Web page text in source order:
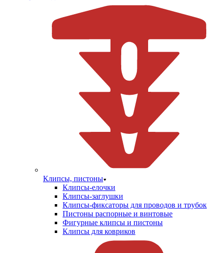
Клипсы, пистоны
Клипсы-елочки
Клипсы-заглушки
Клипсы-фиксаторы для проводов и трубок
Пистоны распорные и винтовые
Фигурные клипсы и пистоны
Клипсы для ковриков